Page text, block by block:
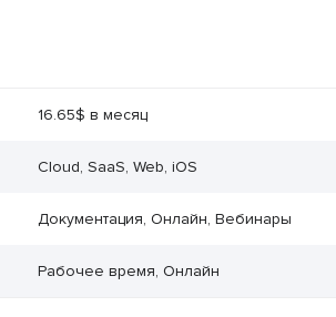
16.65$ в месяц
Cloud, SaaS, Web, iOS
Документация, Онлайн, Вебинары
Рабочее время, Онлайн